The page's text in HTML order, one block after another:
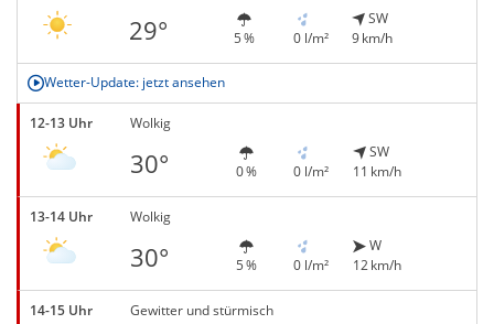
29° 5 % 0 l/m²
SW
9 km/h
Wetter-Update: jetzt ansehen
12-13 Uhr Wolkig
30° 0 % 0 l/m²
SW
11 km/h
13-14 Uhr Wolkig
30° 5 % 0 l/m²
W
12 km/h
14-15 Uhr Gewitter und stürmisch